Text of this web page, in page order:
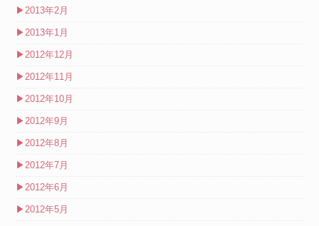
▶2013年2月
▶2013年1月
▶2012年12月
▶2012年11月
▶2012年10月
▶2012年9月
▶2012年8月
▶2012年7月
▶2012年6月
▶2012年5月